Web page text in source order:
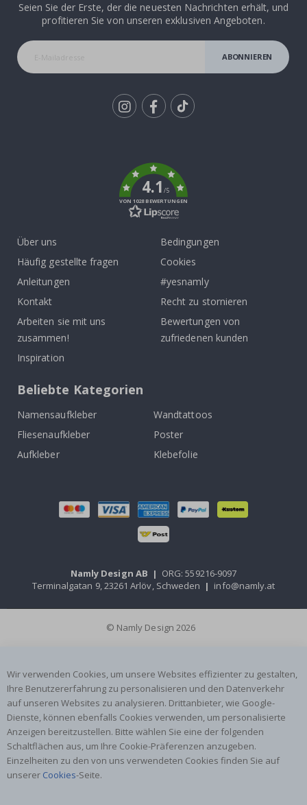
Seien Sie der Erste, der die neuesten Nachrichten erhält, und
profitieren Sie von unseren exklusiven Angeboten.
ABONNIEREN
4.1/5
VON 1028 BEWERTUNGEN
Über uns
Häufig gestellte fragen
Anleitungen
Kontakt
Arbeiten sie mit uns
zusammen!
Inspiration
Bedingungen
Cookies
#yesnamly
Recht zu stornieren
Bewertungen von
zufriedenen kunden
Beliebte Kategorien
Namensaufkleber
Wandtattoos
Fliesenaufkleber
Poster
Aufkleber
Klebefolie
Namly Design AB | ORG: 559216-9097
Terminalgatan 9, 23261 Arlöv, Schweden | info@namly.at
© Namly Design 2026
Wir verwenden Cookies, um unsere Websites effizienter zu gestalten,
Ihre Benutzererfahrung zu personalisieren und den Datenverkehr
auf unseren Websites zu analysieren. Drittanbieter, wie Google-
Dienste, können ebenfalls Cookies verwenden, um personalisierte
Anzeigen bereitzustellen. Bitte wählen Sie eine der folgenden
Schaltflächen aus, um Ihre Cookie-Präferenzen anzugeben.
Einzelheiten zu den von uns verwendeten Cookies finden Sie auf
unserer Cookies-Seite.